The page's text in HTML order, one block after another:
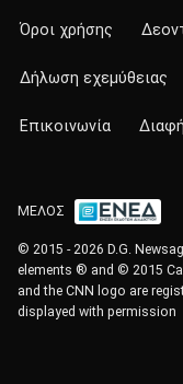
Όροι χρήσης
Δήλωση εχεμύθειας
Επικοινωνία
ΜΕΛΟΣ
© 2015 - 2026 D.G.
elements ® and © 2015
and the CNN logo are
displayed with permission